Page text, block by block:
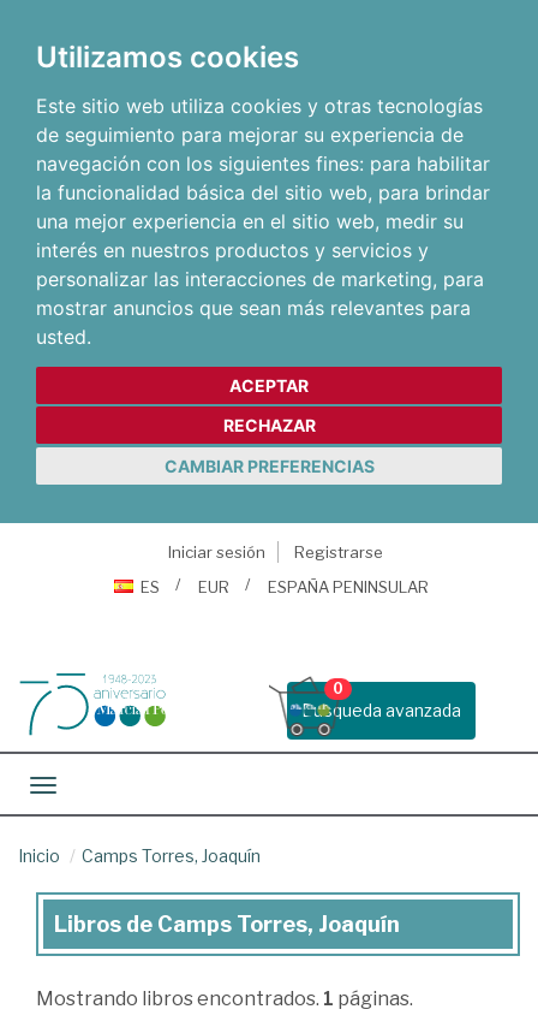
Utilizamos cookies
Este sitio web utiliza cookies y otras tecnologías
de seguimiento para mejorar su experiencia de
navegación con los siguientes fines: para habilitar
la funcionalidad básica del sitio web, para brindar
una mejor experiencia en el sitio web, medir su
interés en nuestros productos y servicios y
personalizar las interacciones de marketing, para
mostrar anuncios que sean más relevantes para
usted.
ACEPTAR
RECHAZAR
CAMBIAR PREFERENCIAS
Iniciar sesión
Registrarse
ES
EUR ESPAÑA PENINSULAR
Busqueda avanzada
0
Toggle navigation
Inicio Camps Torres, Joaquín
Libros
Camps
Libros de Camps Torres, Joaquín
Mostrando libros encontrados. 1 páginas.